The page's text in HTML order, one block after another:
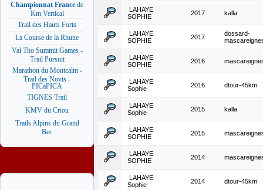
Championnat France de
Km Vertical
Trail des Hauts Forts
La Course de la Rhune
Val Tho Summit Games -
Trail Pursuit
Marathon du Montcalm -
Trail des Novis -
PICaPICA
TIGNES Trail
KMV du Criou
Trails Alpins du Grand
Bec
LAHAYE
SOPHIE
2017 kalla
LAHAYE
SOPHIE
2017
dossard-
LAHAYE
SOPHIE
2016
LAHAYE
Sophie
2016 dtour-45km
LAHAYE
Sophie
2015 kalla
LAHAYE
SOPHIE
2015
LAHAYE
SOPHIE
2014
LAHAYE
Sophie
2014 dtour-45km